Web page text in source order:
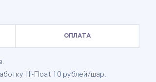
ОПЛАТА
Hi-Float 10 рублей/шар.